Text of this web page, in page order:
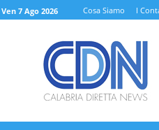
Ven 7 Ago 2026 Cosa Siamo I